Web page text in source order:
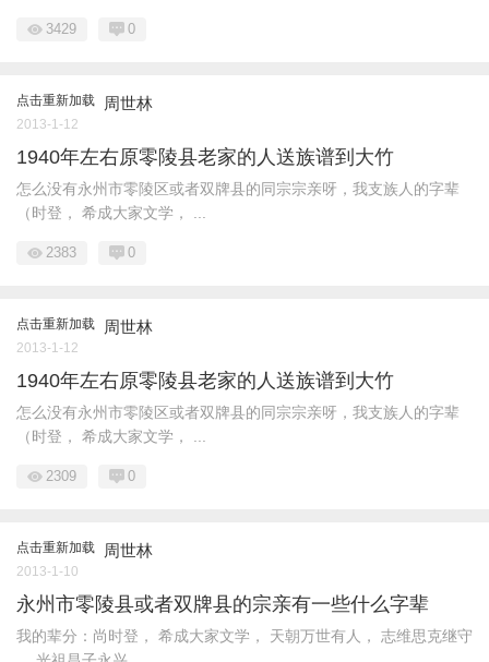
3429 0
点击重新加载 周世林
2013-1-12
1940年左右原零陵县老家的人送族谱到大竹
怎么没有永州市零陵区或者双牌县的同宗宗亲呀，我支族人的字辈
（时登， 希成大家文学， ...
2383 0
点击重新加载 周世林
2013-1-12
1940年左右原零陵县老家的人送族谱到大竹
怎么没有永州市零陵区或者双牌县的同宗宗亲呀，我支族人的字辈
（时登， 希成大家文学， ...
2309 0
点击重新加载 周世林
2013-1-10
永州市零陵县或者双牌县的宗亲有一些什么字辈
我的辈分：尚时登， 希成大家文学， 天朝万世有人， 志维思克继守